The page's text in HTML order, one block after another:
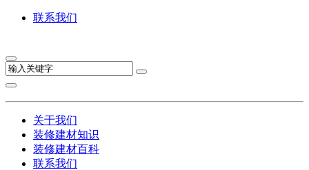
联系我们
关于我们
装修建材知识
装修建材百科
联系我们